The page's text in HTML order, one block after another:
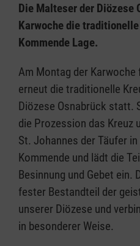
Die Malteser der Diözese
Karwoche die
Kommende Lage.
Am Montag der Karwoche
erneut die traditionelle
Diözese Osnabrück statt.
die Prozession das Kreuz
St. Johannes der Täufer
Kommende und lädt die
Besinnung und Gebet ein.
fester Bestandteil der
unserer Diözese und
in besonderer Weise.